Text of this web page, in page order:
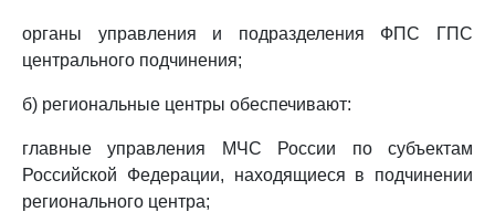
органы управления и подразделения ФПС ГПС
центрального подчинения;
б) региональные центры обеспечивают:
главные управления МЧС России по субъектам
Российской Федерации, находящиеся в подчинении
регионального центра;